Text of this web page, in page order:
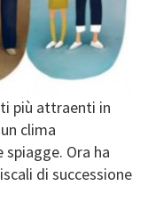
più attraenti in
clima
Ora ha
di successione